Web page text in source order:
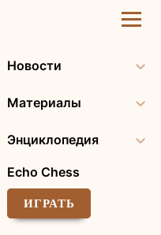
Новости
Материалы
Энциклопедия
Echo Chess
ИГРАТЬ